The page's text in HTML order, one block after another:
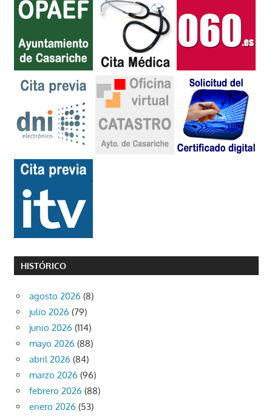
HISTÓRICO
agosto 2026 (8)
julio 2026 (79)
junio 2026 (114)
mayo 2026 (88)
abril 2026 (84)
marzo 2026 (96)
febrero 2026 (88)
enero 2026 (53)